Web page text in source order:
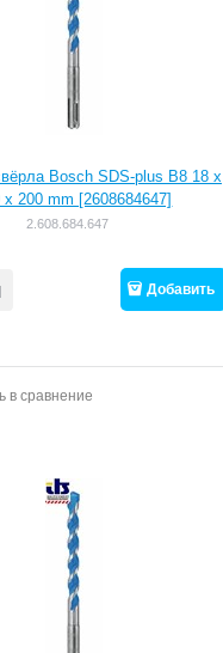
Bosch SDS-plus B8 18 x
x 200 mm [2608684647]
2.608.684.647
Добавить
в сравнение